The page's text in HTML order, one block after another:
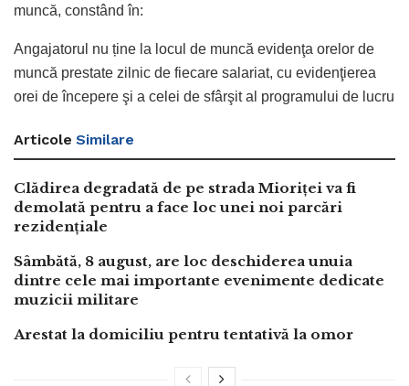
muncă, constând în:
Angajatorul nu ține la locul de muncă evidenţa orelor de
muncă prestate zilnic de fiecare salariat, cu evidenţierea
orei de începere şi a celei de sfârşit al programului de lucru
Articole Similare
Clădirea degradată de pe strada Mioriței va fi
demolată pentru a face loc unei noi parcări
rezidențiale
Sâmbătă, 8 august, are loc deschiderea unuia
dintre cele mai importante evenimente dedicate
muzicii militare
Arestat la domiciliu pentru tentativă la omor